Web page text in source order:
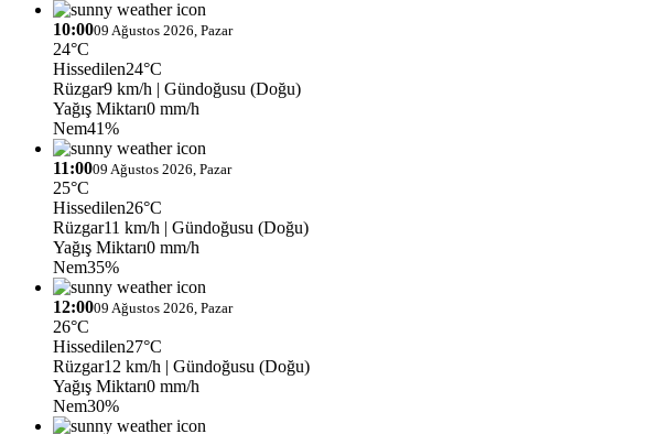
10:0009 Ağustos 2026, Pazar
24°C
Hissedilen24°C
Rüzgar9 km/h | Gündoğusu (Doğu)
Yağış Miktarı0 mm/h
Nem41%
11:0009 Ağustos 2026, Pazar
25°C
Hissedilen26°C
Rüzgar11 km/h | Gündoğusu (Doğu)
Yağış Miktarı0 mm/h
Nem35%
12:0009 Ağustos 2026, Pazar
26°C
Hissedilen27°C
Rüzgar12 km/h | Gündoğusu (Doğu)
Yağış Miktarı0 mm/h
Nem30%